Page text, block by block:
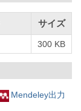
サイズ
300 KB
Mendeley出力